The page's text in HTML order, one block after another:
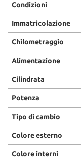
Condizioni
Immatricolazione
Chilometraggio
Alimentazione
Cilindrata
Potenza
Tipo di cambio
Colore esterno
Colore interni
questi
strumenti
tracciamento
si
rimanda
alla
cookie
policy.
Puoi
e
modificare
le
tue